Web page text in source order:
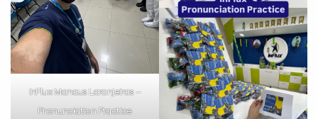
inFlux Manaus Laranjeiras –
Pronunciation Practice